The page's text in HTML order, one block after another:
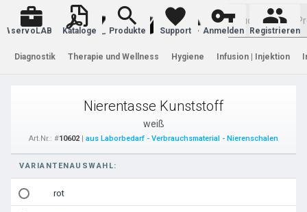
Warenkorb
servoLAB Kataloge Produkte Support Anmelden Registrieren
Diagnostik Therapie und Wellness Hygiene Infusion | Injektion
Nierentasse Kunststoff
weiß
Art.Nr.: #10602 | aus Laborbedarf - Verbrauchsmaterial - Nierenschalen
VARIANTENAUSWAHL:
rot